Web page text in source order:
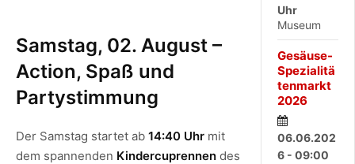
Samstag, 02. August –
Action, Spaß und
Partystimmung
Der Samstag startet ab 14:40 Uhr mit
dem spannenden Kindercuprennen des
Uhr
Museum
Gesäuse-
Spezialitä
tenmarkt
2026
06.06.202
6 - 09:00